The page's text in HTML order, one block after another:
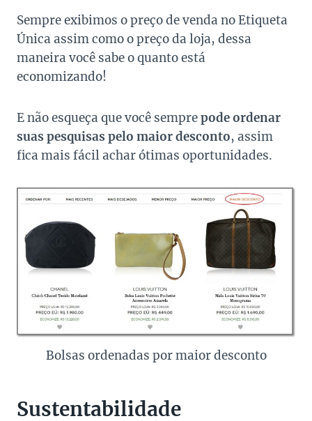
Sempre exibimos o preço de venda no Etiqueta
Única assim como o preço da loja, dessa
maneira você sabe o quanto está
economizando!
E não esqueça que você semprepode ordenar
suas pesquisas pelo maior desconto, assim
fica mais fácil achar ótimas oportunidades.
Bolsas ordenadas por maior desconto
Sustentabilidade